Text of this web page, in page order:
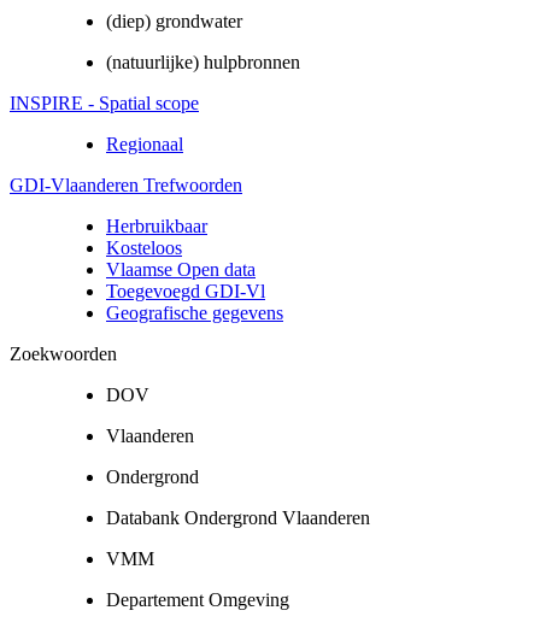
(diep) grondwater
(natuurlijke) hulpbronnen
INSPIRE - Spatial scope
Regionaal
GDI-Vlaanderen Trefwoorden
Herbruikbaar
Kosteloos
Vlaamse Open data
Toegevoegd GDI-Vl
Geografische gegevens
Zoekwoorden
DOV
Vlaanderen
Ondergrond
Databank Ondergrond Vlaanderen
VMM
Departement Omgeving